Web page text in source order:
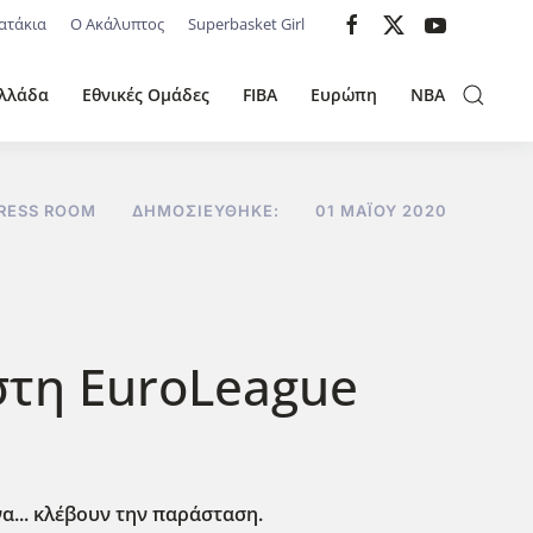
Ο Ακάλυπτος Superbasket Girl
Εθνικές Ομάδες FIBA Ευρώπη NBA
ROOM ΔΗΜΟΣΙΕΎΘΗΚΕ: 01 ΜΑΪ́ΟΥ 2020
EuroLeague
κλέβουν την παράσταση.